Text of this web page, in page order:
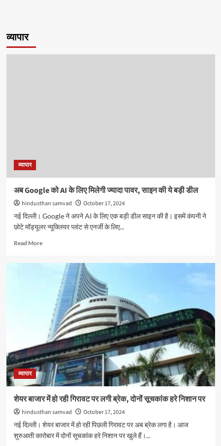
व्यापार
व्यापार
अब Google को AI के लिए मिलेगी ज्यादा पावर, साइन की ये बड़ी डील
hindusthan samvad
October 17, 2024
नई दिल्ली। Google ने अपने AI के लिए एक बड़ी डील साइन की है। इसमें कंपनी ने
छोटे मॉड्यूलर न्यूक्लियर प्लांट से एनर्जी के लिए...
Read MoreRead
मिलेगी
ज्यादा
पावर,
साइन
की
ये
बड़ी
व्यापार
शेयर बाजार में हो रही गिरावट पर लगी ब्रेक, दोनों सूचकांक हरे निशान पर
hindusthan samvad
October 17, 2024
नई दिल्ली। शेयर बाजार में हो रही पिछली गिरावट पर अब ब्रेक लगा है। आज
शुरुआती कारोबार में दोनों सूचकांक हरे निशान पर खुले हैं।...